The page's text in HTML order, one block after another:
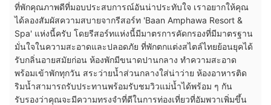
ที่พักคุณภาพดีที่มอบประสบการณ์อันน่าประทับใจ เราอยากให้คุณ
ได้ลองสัมผัสความสบายจากรีสอร์ท 'Baan Amphawa Resort &
Spa' แห่งนี้ครับ โดยรีสอร์ทแห่งนี้มีมาตรการคัดกรองที่มีมาตรฐาน
มั่นใจในความสะอาดและปลอดภัย ที่พักตกแต่งสไตล์ไทยย้อนยุคได้
รับกลิ่นอายสมัยก่อน ห้องพักมีขนาดปานกลาง ทำความสะอาด
พร้อมเข้าพักทุกวัน สระว่ายน้ำส่วนกลางใส่น่าว่าย ห้องอาหารติด
ริมน้ำสามารถรับประทานพร้อมรับชมวิวแม่น้ำได้พร้อม ๆ กัน
รับรองว่าคุณจะมีความทรงจำที่ดีในการท่องเที่ยวที่อัมพวาเพิ่มขึ้น